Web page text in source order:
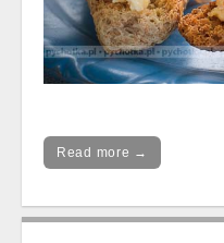
Read more →